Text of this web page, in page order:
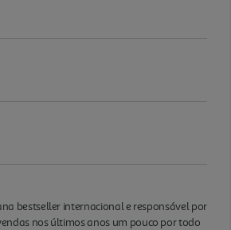
bestseller internacional e responsável por
nos últimos anos um pouco por todo